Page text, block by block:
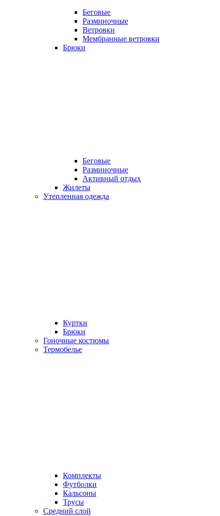
Беговые
Разминочные
Ветровки
Мембранные ветровки
Брюки
Беговые
Разминочные
Активный отдых
Жилеты
Утепленная одежда
Куртки
Брюки
Гоночные костюмы
Термобелье
Комплекты
Футболки
Кальсоны
Трусы
Средний слой